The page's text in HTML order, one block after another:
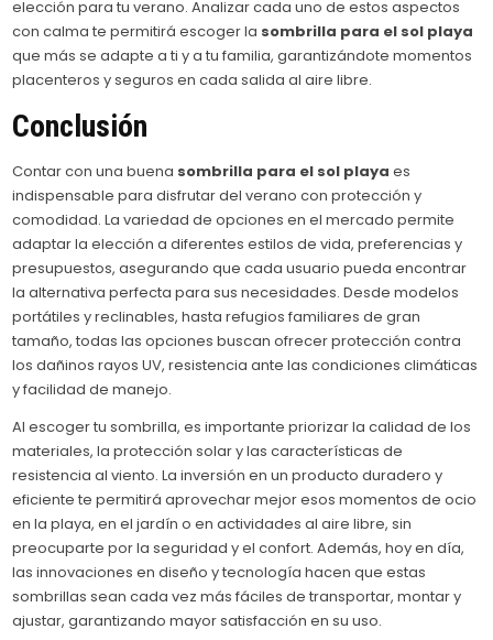
elección para tu verano. Analizar cada uno de estos aspectos
con calma te permitirá escoger la sombrilla para el sol playa
que más se adapte a ti y a tu familia, garantizándote momentos
placenteros y seguros en cada salida al aire libre.
Conclusión
Contar con una buena sombrilla para el sol playa es
indispensable para disfrutar del verano con protección y
comodidad. La variedad de opciones en el mercado permite
adaptar la elección a diferentes estilos de vida, preferencias y
presupuestos, asegurando que cada usuario pueda encontrar
la alternativa perfecta para sus necesidades. Desde modelos
portátiles y reclinables, hasta refugios familiares de gran
tamaño, todas las opciones buscan ofrecer protección contra
los dañinos rayos UV, resistencia ante las condiciones climáticas
y facilidad de manejo.
Al escoger tu sombrilla, es importante priorizar la calidad de los
materiales, la protección solar y las características de
resistencia al viento. La inversión en un producto duradero y
eficiente te permitirá aprovechar mejor esos momentos de ocio
en la playa, en el jardín o en actividades al aire libre, sin
preocuparte por la seguridad y el confort. Además, hoy en día,
las innovaciones en diseño y tecnología hacen que estas
sombrillas sean cada vez más fáciles de transportar, montar y
ajustar, garantizando mayor satisfacción en su uso.